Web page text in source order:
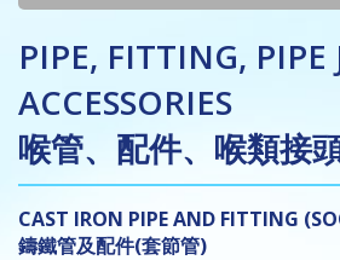
PIPE, FITTING, PIPE
ACCESSORIES
喉管、配件、喉類接
CAST IRON PIPE AND FITTING
鑄鐵管及配件(套節管)